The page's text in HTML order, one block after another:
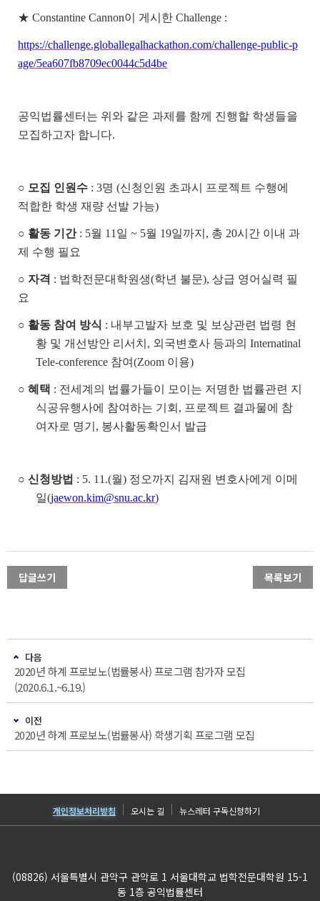
★ Constantine Cannon이 게시한 Challenge :
https://challenge.globallegalhackathon.com/challenge-public-p
age/5ea607fb8709ec0044c5d4be
공익법률센터는 위와 같은 과제를 함께 진행할 학생들을
모집하고자 합니다.
○ 모집 인원수 : 3명 (신청인원 초과시 프로젝트 수행에
적합한 학생 재량 선발 가능)
○ 활동 기간 : 5월 11 일 ~ 5월 19일까지 , 총 20시간 이내 과
제 수행 필요
○ 자격 : 법학전문대학원생(학년 불문), 상급 영어실력 필
요
○ 활동 참여 방식 : 내부고발자 보호 및 보상관련 법령 현
황 및 개선방안 리서치 , 외국변호사 등과의 Internatinal
Tele-conference 참여(Zoom 이용)
○ 혜택 : 전세계의 법률가들이 모이는 저명한 법률관련 지
식공유행사에 참여하는 기회 , 프로젝트 결과물에 참
여자로 명기 , 봉사활동확인서 발급
○ 신청방법 : 5. 11.(월) 정오까지 김재원 변호사에게 이메
일(jaewon.kim@snu.ac.kr)
답글쓰기 목록보기
다음
2020년 하계 프로보노(법률봉사) 프로그램 참가자 모집
(2020.6.1.~6.19.)
이전
2020년 하계 프로보노(법률봉사) 학생기획 프로그램 모집
개인정보처리방침 오시는 길 뉴스레터 구독신청하기
(08826) 서울특별시 관악구 관악로 1 서울대학교 법학전문대학원 15-1
동 1층 공익법률센터